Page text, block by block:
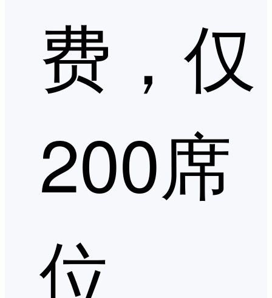
费，仅
200席
位